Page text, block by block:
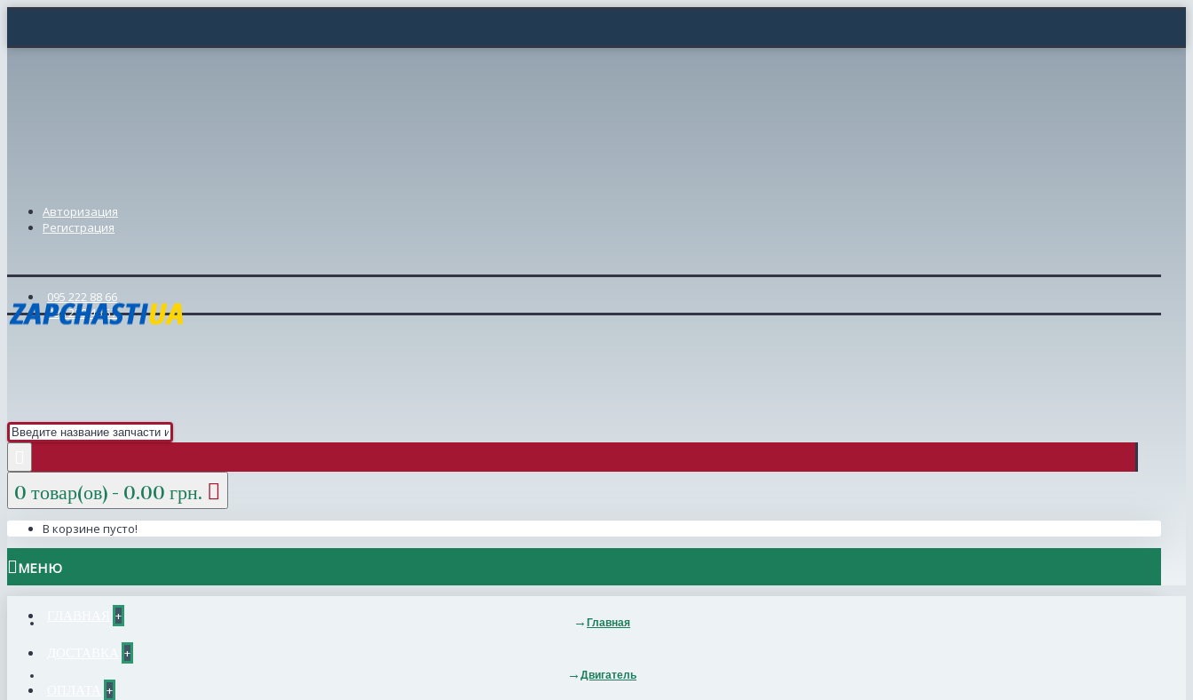
Авторизация
Регистрация
095 222 88 66
098 239 46 57
0 товар(ов) - 0.00 грн.
В корзине пусто!
МЕНЮ
+
+
+
Главная
Двигатель